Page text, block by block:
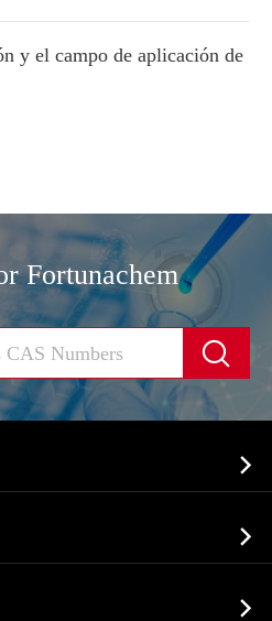
y el campo de aplicación de
Fortunachem



